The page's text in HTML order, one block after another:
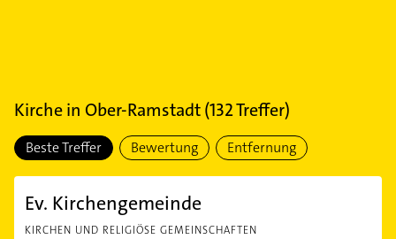
Kirchein Ober-Ramstadt(132Treffer)
Beste Treffer Bewertung Entfernung
Ev. Kirchengemeinde
KIRCHEN UND RELIGIÖSE GEMEINSCHAFTEN